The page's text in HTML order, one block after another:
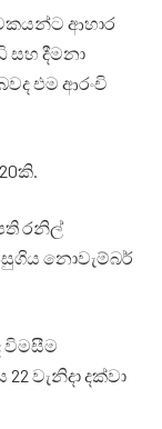
ආහාර
සහ දීමනා
එම ආරංචි
රනිල්
නොවැම්බර්
විමසීම
වැනිදා දක්වා